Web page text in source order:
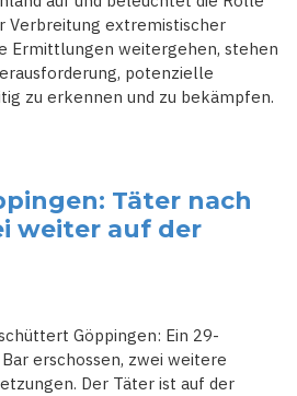
Verbreitung extremistischer
Ermittlungen weitergehen, stehen
potenzielle
zu erkennen und zu bekämpfen.
Täter nach
weiter auf der
Göppingen: Ein 29-
erschossen, zwei weitere
Der Täter ist auf der